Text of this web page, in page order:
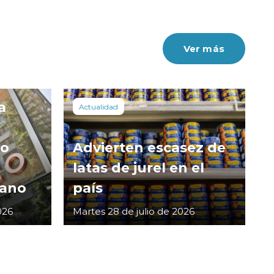
Ver más
Actualidad
Advierten escasez de
latas de jurel en el
país
Martes 28 de julio de 2026